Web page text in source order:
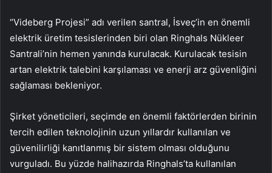
“Videberg Projesi” adı verilen santral, İsveç’in en önemli
elektrik üretim tesislerinden biri olan Ringhals Nükleer
Santrali’nin hemen yanında kurulacak. Kurulacak tesisin
artan elektrik talebini karşılaması ve enerji arz güvenliğini
sağlaması bekleniyor.
Şirket yöneticileri, seçimde en önemli faktörlerden birinin
tercih edilen teknolojinin uzun yıllardır kullanılan ve
güvenilirliği kanıtlanmış bir sistem olması olduğunu
vurguladı. Bu yüzde halihazırda Ringhals’ta kullanılan